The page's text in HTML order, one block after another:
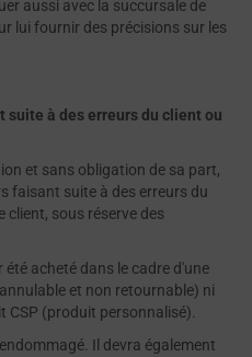
aussi avec la succursale de
lui fournir des précisions sur les
à des erreurs du client ou
et sans obligation de sa part,
faisant suite à des erreurs du
client, sous réserve des
acheté dans le cadre d'une
et non retournable) ni
CSP (produit personnalisé).
Il devra également